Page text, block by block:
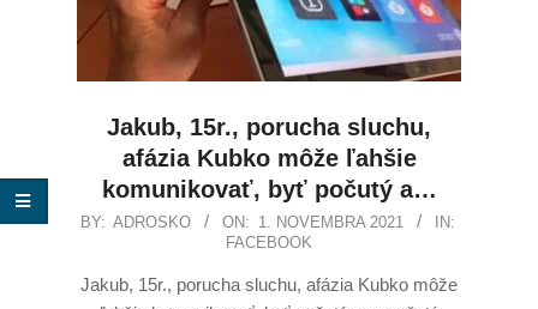
Jakub, 15r., porucha sluchu,
afázia Kubko môže ľahšie
komunikovať, byť počutý a…
BY: ADROSKO ON: 1. NOVEMBRA 2021
IN:
FACEBOOK
Jakub, 15r., porucha sluchu, afázia Kubko môže